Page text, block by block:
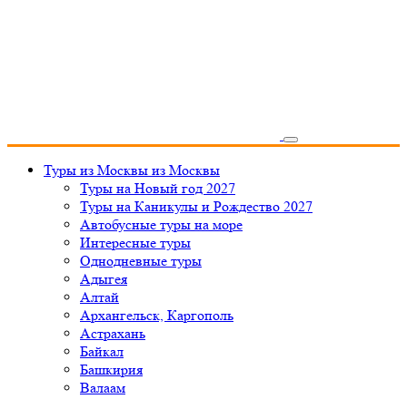
Туры из Москвы из Москвы
Туры на Новый год 2027
Туры на Каникулы и Рождество 2027
Автобусные туры на море
Интересные туры
Однодневные туры
Адыгея
Алтай
Архангельск, Каргополь
Астрахань
Байкал
Башкирия
Валаам